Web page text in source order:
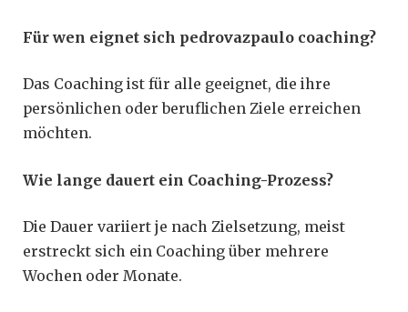
Für wen eignet sich pedrovazpaulo coaching?
Das Coaching ist für alle geeignet, die ihre
persönlichen oder beruflichen Ziele erreichen
möchten.
Wie lange dauert ein Coaching-Prozess?
Die Dauer variiert je nach Zielsetzung, meist
erstreckt sich ein Coaching über mehrere
Wochen oder Monate.